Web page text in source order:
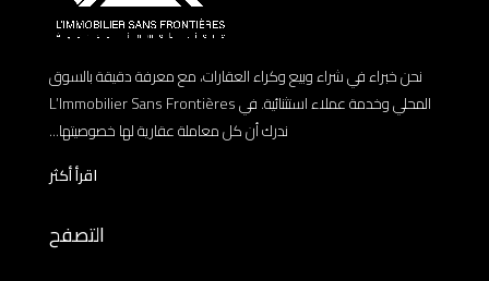
نحن خبراء في شراء وبيع وكراء العقارات، مع معرفة دقيقة بالسوق
المحلي وخدمة عملاء استثنائية. في L’Immobilier Sans Frontières
ندرك أن كل معاملة عقارية لها خصوصيتها...
اقرأ أكثر
التصفح